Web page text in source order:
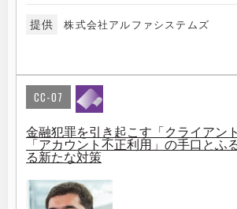
提供 株式会社アルファシステムズ
CC-07
金融犯罪を引き起こす「クライアン
「アカウント不正利用」の手口とふ
る新たな対策